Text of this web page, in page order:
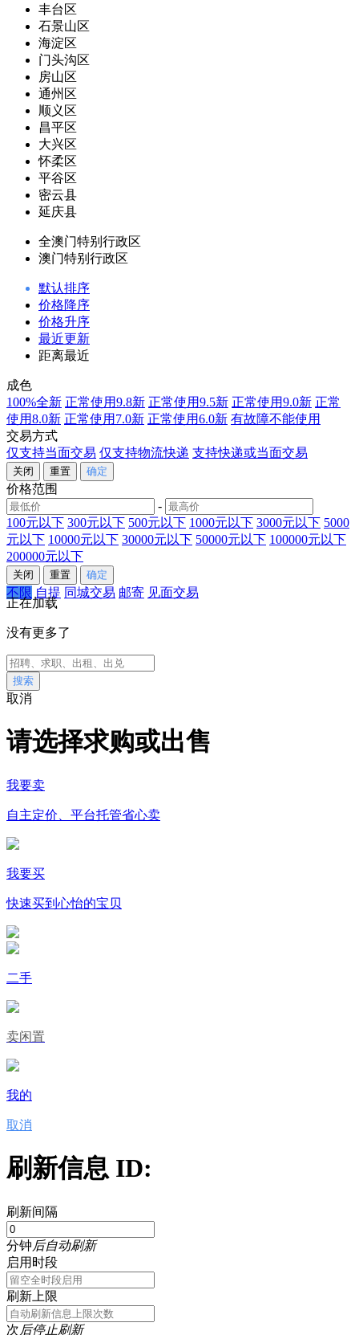
丰台区
石景山区
海淀区
门头沟区
房山区
通州区
顺义区
昌平区
大兴区
怀柔区
平谷区
密云县
延庆县
全澳门特别行政区
澳门特别行政区
默认排序
价格降序
价格升序
最近更新
距离最近
成色
100%全新 正常使用9.8新 正常使用9.5新 正常使用9.0新 正常
使用8.0新 正常使用7.0新 正常使用6.0新 有故障不能使用
交易方式
仅支持当面交易 仅支持物流快递 支持快递或当面交易
价格范围
-
100元以下 300元以下 500元以下 1000元以下 3000元以下 5000
元以下 10000元以下 30000元以下 50000元以下 100000元以下
200000元以下
不限 自提 同城交易 邮寄 见面交易
正在加载
没有更多了
搜索
取消
请选择求购或出售
我要卖
自主定价、平台托管省心卖
我要买
快速买到心怡的宝贝
二手
卖闲置
我的
取消
刷新信息 ID:
刷新间隔
分钟后自动刷新
启用时段
刷新上限
次后停止刷新